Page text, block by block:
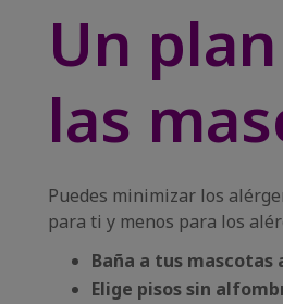
Un
las
Puedes minimizar los
para ti y menos para los
Baña a tus mascotas
Elige pisos sin